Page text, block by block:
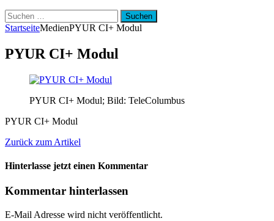
Suchen
nach:
StartseiteMedienPYUR CI+ Modul
PYUR CI+ Modul
PYUR CI+ Modul; Bild: TeleColumbus
PYUR CI+ Modul
Zurück zum Artikel
Hinterlasse jetzt einen Kommentar
Kommentar hinterlassen
E-Mail Adresse wird nicht veröffentlicht.